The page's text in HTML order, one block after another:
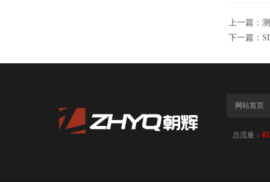
上一篇：
下一篇：
网站首页
总流量：